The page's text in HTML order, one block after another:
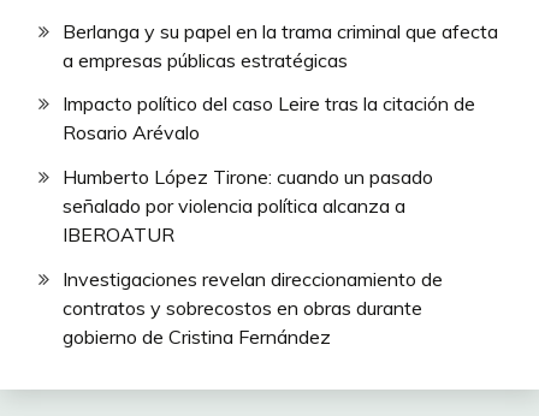
Berlanga y su papel en la trama criminal que afecta
a empresas públicas estratégicas
Impacto político del caso Leire tras la citación de
Rosario Arévalo
Humberto López Tirone: cuando un pasado
señalado por violencia política alcanza a
IBEROATUR
Investigaciones revelan direccionamiento de
contratos y sobrecostos en obras durante
gobierno de Cristina Fernández